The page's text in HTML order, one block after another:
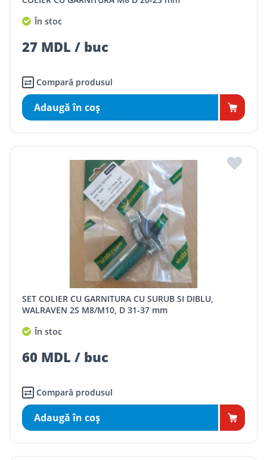
În stoc
27 MDL / buc
Compară produsul
Adaugă în coş
SET COLIER CU GARNITURA CU SURUB SI DIBLU,
WALRAVEN 2S M8/M10, D 31-37 mm
În stoc
60 MDL / buc
Compară produsul
Adaugă în coş